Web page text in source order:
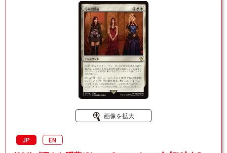
画像を拡大
JP EN